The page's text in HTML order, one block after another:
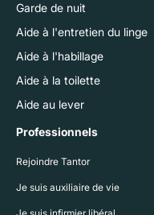
Garde de nuit
Aide à l'entretien du linge
Aide à l'habillage
Aide à la toilette
Aide au lever
Professionnels
Rejoindre Tantor
Je suis auxiliaire de vie